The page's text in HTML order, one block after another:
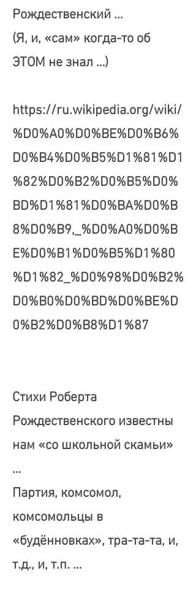
Рождественский …
(Я, и, «сам» когда-то об
ЭТОМ не знал …)
https://ru.wikipedia.org/wiki/
%D0%A0%D0%BE%D0%B6%
D0%B4%D0%B5%D1%81%D1
%82%D0%B2%D0%B5%D0%
BD%D1%81%D0%BA%D0%B
8%D0%B9,_%D0%A0%D0%B
E%D0%B1%D0%B5%D1%80
%D1%82_%D0%98%D0%B2%
D0%B0%D0%BD%D0%BE%D
0%B2%D0%B8%D1%87
Стихи Роберта
Рождественского известны
нам «со школьной скамьи»
…
Партия, комсомол,
комсомольцы в
«будённовках», тра-та-та, и,
т.д., и, т.п. …